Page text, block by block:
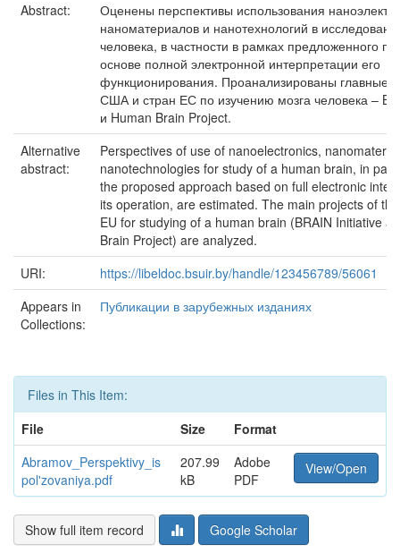
Abstract:
Оценены перспективы использования
наноматериалов и нанотехнологий в
человека, в частности в рамках предложенного
основе полной электронной интерпретации его
функционирования. Проанализированы главные
США и стран ЕС по изучению мозга человека –
и Human Brain Project.
Alternative
abstract:
Perspectives of use of nanoelectronics,
nanotechnologies for study of a human brain, in
the proposed approach based on full electronic
its operation, are estimated. The main projects of
EU for studying of a human brain (BRAIN Initiative
Brain Project) are analyzed.
URI:
https://libeldoc.bsuir.by/handle/123456789/56061
Appears in
Collections:
Публикации в зарубежных изданиях
Files in This Item:
File
Size
Format
Abramov_Perspektivy_is
pol'zovaniya.pdf
207.99
kB
Adobe
PDF
View/Open
Show full item record Google Scholar